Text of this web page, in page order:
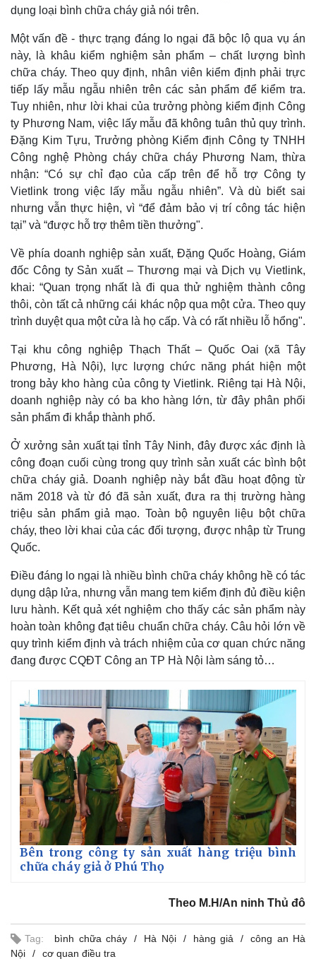
Kinh tế
Bất động sản
Khởi nghiệp
Thị trường
Giá vàng
Tiêu dùng
Tỷ giá
Chứng khoán
Giá cà phê
dụng loại bình chữa cháy giả nói trên.
Một vấn đề - thực trạng đáng lo ngại đã bộc lộ qua vụ án
này, là khâu kiểm nghiệm sản phẩm – chất lượng bình
chữa cháy. Theo quy định, nhân viên kiểm định phải trực
tiếp lấy mẫu ngẫu nhiên trên các sản phẩm để kiểm tra.
Tuy nhiên, như lời khai của trưởng phòng kiểm định Công
ty Phương Nam, việc lấy mẫu đã không tuân thủ quy trình.
Đặng Kim Tựu, Trưởng phòng Kiểm định Công ty TNHH
Công nghệ Phòng cháy chữa cháy Phương Nam, thừa
nhận: “Có sự chỉ đạo của cấp trên để hỗ trợ Công ty
Vietlink trong việc lấy mẫu ngẫu nhiên”. Và dù biết sai
nhưng vẫn thực hiện, vì “để đảm bảo vị trí công tác hiện
tại” và “được hỗ trợ thêm tiền thưởng".
Về phía doanh nghiệp sản xuất, Đặng Quốc Hoàng, Giám
đốc Công ty Sản xuất – Thương mại và Dịch vụ Vietlink,
khai: “Quan trọng nhất là đi qua thử nghiệm thành công
thôi, còn tất cả những cái khác nộp qua một cửa. Theo quy
trình duyệt qua một cửa là họ cấp. Và có rất nhiều lỗ hổng".
Tại khu công nghiệp Thạch Thất – Quốc Oai (xã Tây
Phương, Hà Nội), lực lượng chức năng phát hiện một
trong bảy kho hàng của công ty Vietlink. Riêng tại Hà Nội,
doanh nghiệp này có ba kho hàng lớn, từ đây phân phối
sản phẩm đi khắp thành phố.
Ở xưởng sản xuất tại tỉnh Tây Ninh, đây được xác định là
công đoạn cuối cùng trong quy trình sản xuất các bình bột
chữa cháy giả. Doanh nghiệp này bắt đầu hoạt động từ
năm 2018 và từ đó đã sản xuất, đưa ra thị trường hàng
triệu sản phẩm giả mạo. Toàn bộ nguyên liệu bột chữa
cháy, theo lời khai của các đối tượng, được nhập từ Trung
Quốc.
Điều đáng lo ngại là nhiều bình chữa cháy không hề có tác
dụng dập lửa, nhưng vẫn mang tem kiểm định đủ điều kiện
lưu hành. Kết quả xét nghiệm cho thấy các sản phẩm này
hoàn toàn không đạt tiêu chuẩn chữa cháy. Câu hỏi lớn về
quy trình kiểm định và trách nhiệm của cơ quan chức năng
đang được CQĐT Công an TP Hà Nội làm sáng tỏ…
Bên trong công ty sản xuất hàng triệu bình
chữa cháy giả ở Phú Thọ
Theo M.H/An ninh Thủ đô
Tag: bình chữa cháy Hà Nội hàng giả
công an Hà
Nội
cơ quan điều tra